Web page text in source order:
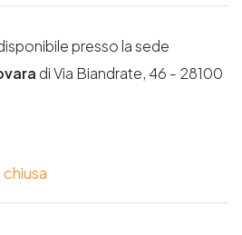
presso la sede
di Via Biandrate, 46 - 28100